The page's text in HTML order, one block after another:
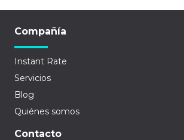
Compañía
Instant Rate
Servicios
Blog
Quiénes somos
Contacto